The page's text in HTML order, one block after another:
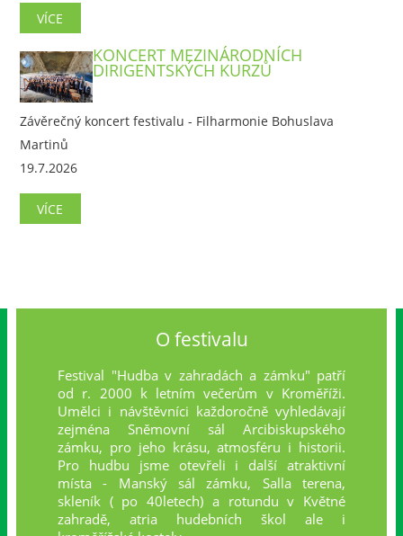
VÍCE
KONCERT MEZINÁRODNÍCH
DIRIGENTSKÝCH KURZŮ
Závěrečný koncert festivalu - Filharmonie Bohuslava
Martinů
19.7.2026
VÍCE
O festivalu
Festival "Hudba v zahradách a zámku" patří
od r. 2000 k letním večerům v Kroměříži.
Umělci i návštěvníci každoročně vyhledávají
zejména Sněmovní sál Arcibiskupského
zámku, pro jeho krásu, atmosféru i historii.
Pro hudbu jsme otevřeli i další atraktivní
místa - Manský sál zámku, Salla terena,
skleník ( po 40letech) a rotundu v Květné
zahradě, atria hudebních škol ale i